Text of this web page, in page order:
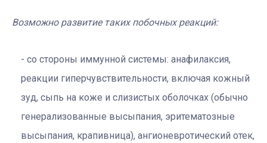
Возможно развитие таких побочных реакций:
со стороны иммунной системы: анафилаксия,
реакции гиперчувствительности, включая кожный
зуд, сыпь на коже и слизистых оболочках (обычно
генерализованные высыпания, эритематозные
высыпания, крапивница), ангионевротический отек,